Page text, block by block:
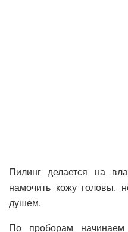
Пилинг делается на
намочить кожу головы,
душем.
По проборам начинаем